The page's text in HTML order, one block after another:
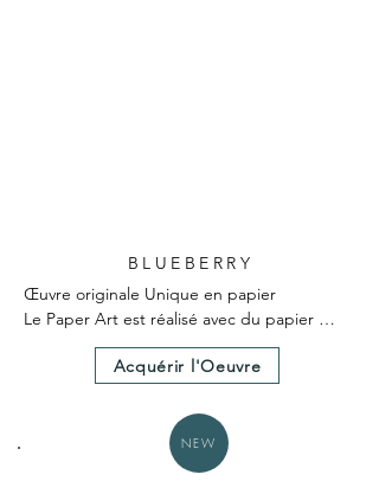
BLUEBERRY
Œuvre originale Unique en papier
Le Paper Art est réalisé avec du papier
teinté dans la masse
Le Paper Art a nécessité 25 heures environ
Un certificat d'authenticité est fourni avec
Acquérir l'Oeuvre
NEW